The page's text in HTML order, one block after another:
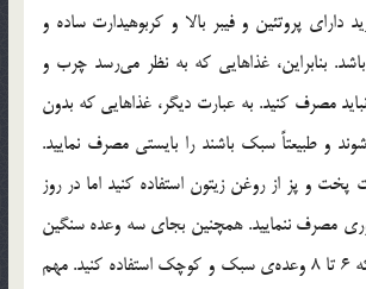
دارای پروتئین و فیبر بالا و کربوهیدارت ساده و
بنابراین، غذاهایی که به نظر می‌رسد چرب و
مصرف کنید. به عبارت دیگر، غذاهایی که بدون
و طبیعتاً سبک باشند را بایستی مصرف نمایید.
و پز از روغن زیتون استفاده کنید اما در روز
غذاخوری مصرف ننمایید. همچنین بجای سه وعده سنگین
در روز، بهتر آن است که 6 تا 8 وعده‌ی سبک و کوچک استفاده کنید. مهم